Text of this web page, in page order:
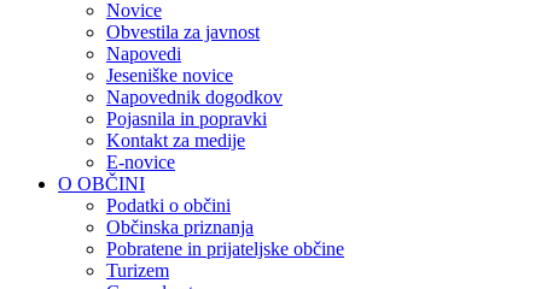
Novice
Obvestila za javnost
Napovedi
Jeseniške novice
Napovednik dogodkov
Pojasnila in popravki
Kontakt za medije
E-novice
O OBČINI
Podatki o občini
Občinska priznanja
Pobratene in prijateljske občine
Turizem